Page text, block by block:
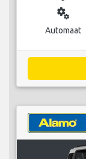
miscellaneous_services
Automaat